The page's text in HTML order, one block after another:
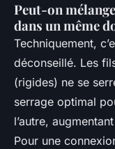
Peut-on
dans un même
Techniquement,
déconseillé. Les
(rigides) ne se
serrage optimal
l’autre,
Pour une